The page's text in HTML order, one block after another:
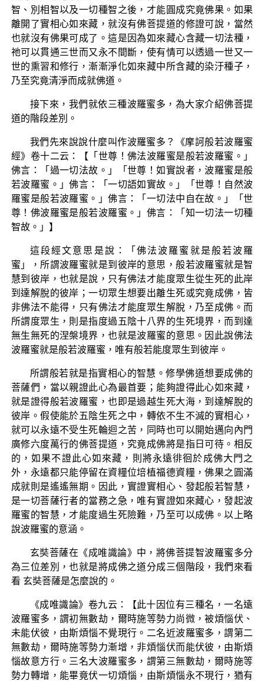
智、別相智以及一切種智之後，才能圓成究竟佛果。如果
離開了實相心如來藏，就沒有佛菩提道的修證可說，當然
也就沒有佛果可成了。這是因為如來藏心含藏一切法種，
祂可以貫通三世而又永不間斷，使有情可以透過一世又一
世的熏習和修行，漸漸淨化如來藏中所含藏的染汙種子，
乃至究竟清淨而成就佛道。
接下來，我們就依三種波羅蜜多，為大家介紹佛菩提
道的階段差別。
我們先來說說什麼叫作波羅蜜多？《摩訶般若波羅蜜
經》卷十二云：【「世尊！佛法波羅蜜是般若波羅蜜。」
佛言：「過一切法故。」「世尊！如實說者，波羅蜜是般
若波羅蜜。」佛言：「一切語如實故。」「世尊！自然波
羅蜜是般若波羅蜜。」佛言：「一切法中自在故。」「世
尊！佛波羅蜜是般若波羅蜜。」佛言：「知一切法一切種
智故。」】
這段經文意思是說：「佛法波羅蜜就是般若波羅
蜜」，所謂波羅蜜就是到彼岸的意思，般若波羅蜜就是智
慧到彼岸，也就是說，只有佛法才能度眾生從生死的此岸
到達解脫的彼岸；一切眾生想要出離生死或究竟成佛，皆
非佛法不能得，只有佛法才能度眾生解脫，乃至成佛。而
所謂度眾生，則是指度過五陰十八界的生死境界，而到達
無生無死的涅槃境界，也就是波羅蜜的意思。因此說佛法
波羅蜜就是般若波羅蜜，唯有般若能度眾生到彼岸。
所謂般若就是指實相心的智慧。修學佛道想要成佛的
菩薩們，當以親證此心為最首要；能夠證得此心如來藏，
就是證得般若波羅蜜，也即是過越生死大海，到達解脫的
彼岸。假使能於五陰生死之中，轉依不生不滅的實相心，
就可以永遠不受生死輪迴之苦，同時也可以開始邁向內門
廣修六度萬行的佛菩提道，究竟成佛將是指日可待。相反
的，如果不證此心如來藏，則將永遠徘徊於成佛大門之
外，永遠都只能停留在資糧位培植福德資糧，佛果之圓滿
成就則是遙遙無期。因此，實證實相心、發起般若智慧，
是一切菩薩行者的當務之急，唯有實證如來藏心，發起波
羅蜜的智慧，才能度過生死險難，乃至可以成佛。以上略
說波羅蜜的意涵。
玄奘菩薩在《成唯識論》中，將佛菩提智波羅蜜多分
為三位差別，也就是將成佛之道分成三個階段，我們來看
看 玄奘菩薩是怎麼說的。
《成唯識論》卷九云：【此十因位有三種名，一名遠
波羅蜜多，謂初無數劫，爾時施等勢力尚微，被煩惱伏、
未能伏彼，由斯煩惱不覺現行。二名近波羅蜜多，謂第二
無數劫，爾時施等勢力漸增，非煩惱伏而能伏彼，由斯煩
惱故意方行。三名大波羅蜜多，謂第三無數劫，爾時施等
勢力轉增，能畢竟伏一切煩惱，由斯煩惱永不現行，猶有